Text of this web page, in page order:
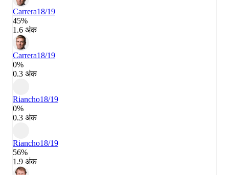
Carrera18/19
45%
1.6 अंक
Carrera18/19
0%
0.3 अंक
Riancho18/19
0%
0.3 अंक
Riancho18/19
56%
1.9 अंक